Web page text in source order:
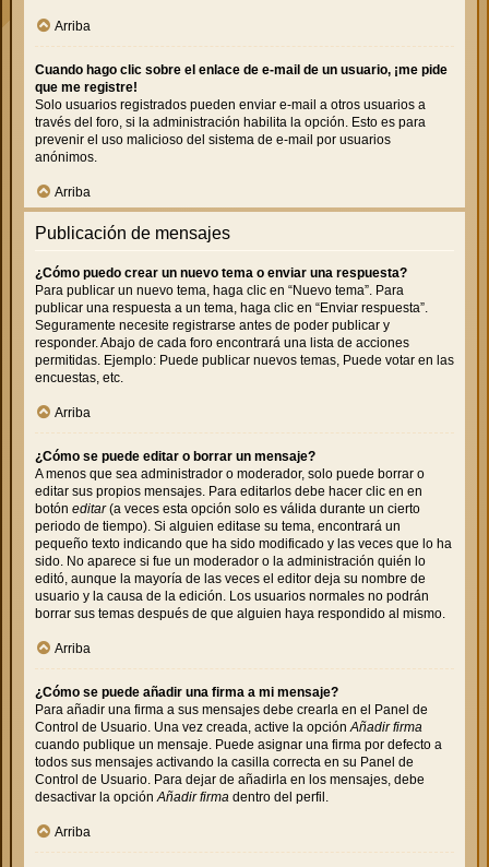
Arriba
Cuando hago clic sobre el enlace de e-mail de un usuario, ¡me pide
que me registre!
Solo usuarios registrados pueden enviar e-mail a otros usuarios a
través del foro, si la administración habilita la opción. Esto es para
prevenir el uso malicioso del sistema de e-mail por usuarios
anónimos.
Arriba
Publicación de mensajes
¿Cómo puedo crear un nuevo tema o enviar una respuesta?
Para publicar un nuevo tema, haga clic en “Nuevo tema”. Para
publicar una respuesta a un tema, haga clic en “Enviar respuesta”.
Seguramente necesite registrarse antes de poder publicar y
responder. Abajo de cada foro encontrará una lista de acciones
permitidas. Ejemplo: Puede publicar nuevos temas, Puede votar en las
encuestas, etc.
Arriba
¿Cómo se puede editar o borrar un mensaje?
A menos que sea administrador o moderador, solo puede borrar o
editar sus propios mensajes. Para editarlos debe hacer clic en en
botón editar(a veces esta opción solo es válida durante un cierto
periodo de tiempo). Si alguien editase su tema, encontrará un
pequeño texto indicando que ha sido modificado y las veces que lo ha
sido. No aparece si fue un moderador o la administración quién lo
editó, aunque la mayoría de las veces el editor deja su nombre de
usuario y la causa de la edición. Los usuarios normales no podrán
borrar sus temas después de que alguien haya respondido al mismo.
Arriba
¿Cómo se puede añadir una firma a mi mensaje?
Para añadir una firma a sus mensajes debe crearla en el Panel de
Control de Usuario. Una vez creada, active la opción Añadir firma
cuando publique un mensaje. Puede asignar una firma por defecto a
todos sus mensajes activando la casilla correcta en su Panel de
Control de Usuario. Para dejar de añadirla en los mensajes, debe
desactivar la opción Añadir firma dentro del perfil.
Arriba